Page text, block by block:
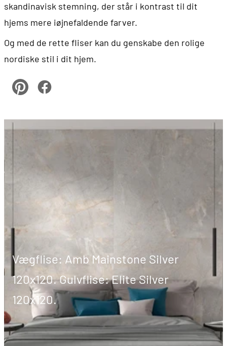
skandinavisk stemning, der står i kontrast til dit
hjems mere iøjnefaldende farver.
Og med de rette fliser kan du genskabe den rolige
nordiske stil i dit hjem.
pinterestFacebook
Vægflise: Amb Mainstone Silver
120x120. Gulvflise: Elite Silver
120x120.